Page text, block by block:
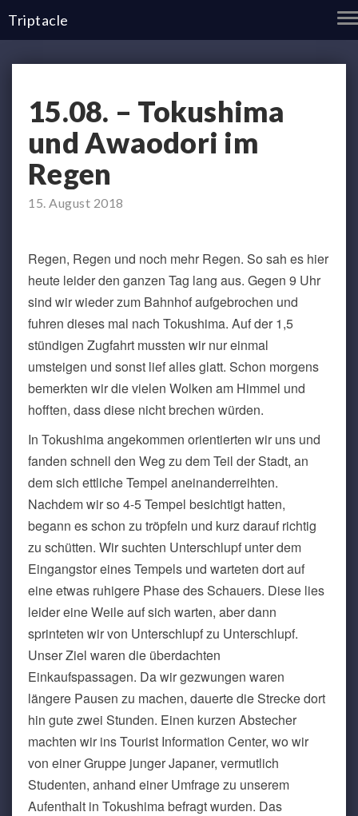
Triptacle
–
Tokushima
und
Awaodori
15.08. – Tokushima
und Awaodori im
Regen
15. August 2018
Regen, Regen und noch mehr Regen. So sah es hier
heute leider den ganzen Tag lang aus. Gegen 9 Uhr
sind wir wieder zum Bahnhof aufgebrochen und
fuhren dieses mal nach Tokushima. Auf der 1,5
stündigen Zugfahrt mussten wir nur einmal
umsteigen und sonst lief alles glatt. Schon morgens
bemerkten wir die vielen Wolken am Himmel und
hofften, dass diese nicht brechen würden.
In Tokushima angekommen orientierten wir uns und
fanden schnell den Weg zu dem Teil der Stadt, an
dem sich ettliche Tempel aneinanderreihten.
Nachdem wir so 4-5 Tempel besichtigt hatten,
begann es schon zu tröpfeln und kurz darauf richtig
zu schütten. Wir suchten Unterschlupf unter dem
Eingangstor eines Tempels und warteten dort auf
eine etwas ruhigere Phase des Schauers. Diese lies
leider eine Weile auf sich warten, aber dann
sprinteten wir von Unterschlupf zu Unterschlupf.
Unser Ziel waren die überdachten
Einkaufspassagen. Da wir gezwungen waren
längere Pausen zu machen, dauerte die Strecke dort
hin gute zwei Stunden. Einen kurzen Abstecher
machten wir ins Tourist Information Center, wo wir
von einer Gruppe junger Japaner, vermutlich
Studenten, anhand einer Umfrage zu unserem
Aufenthalt in Tokushima befragt wurden. Das